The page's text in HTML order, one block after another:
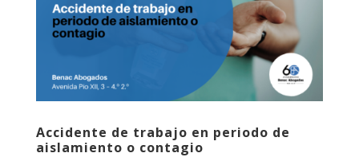
Accidente de trabajo en periodo de
aislamiento o contagio